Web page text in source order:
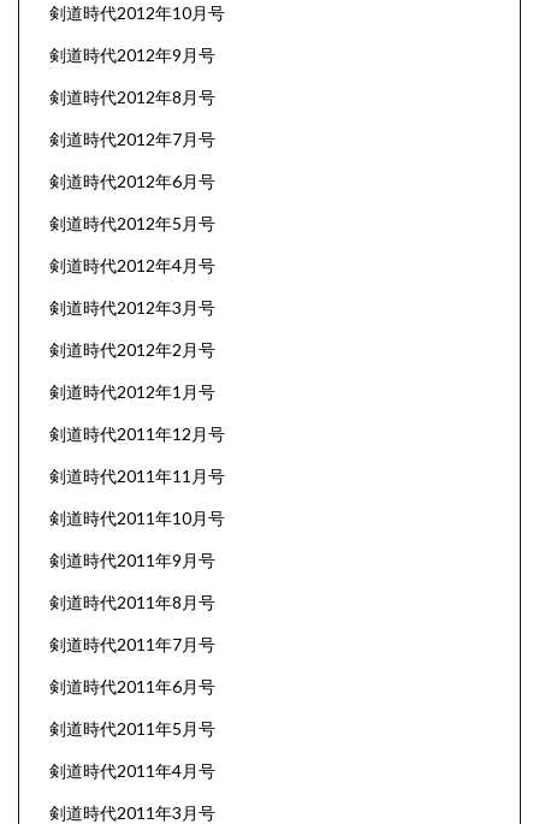
剣道時代2012年10月号
剣道時代2012年9月号
剣道時代2012年8月号
剣道時代2012年7月号
剣道時代2012年6月号
剣道時代2012年5月号
剣道時代2012年4月号
剣道時代2012年3月号
剣道時代2012年2月号
剣道時代2012年1月号
剣道時代2011年12月号
剣道時代2011年11月号
剣道時代2011年10月号
剣道時代2011年9月号
剣道時代2011年8月号
剣道時代2011年7月号
剣道時代2011年6月号
剣道時代2011年5月号
剣道時代2011年4月号
剣道時代2011年3月号